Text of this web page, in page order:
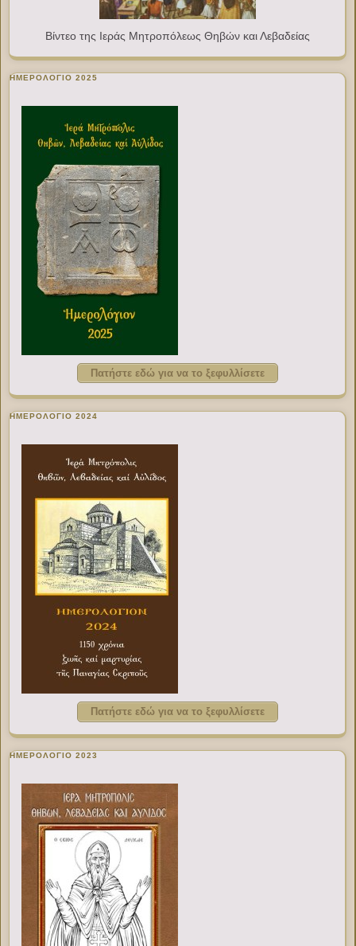
Βίντεο της Ιεράς Μητροπόλεως Θηβών και Λεβαδείας
ΗΜΕΡΟΛΟΓΙΟ 2025
Πατήστε εδώ για να το ξεφυλλίσετε
ΗΜΕΡΟΛΟΓΙΟ 2024
Πατήστε εδώ για να το ξεφυλλίσετε
ΗΜΕΡΟΛΟΓΙΟ 2023